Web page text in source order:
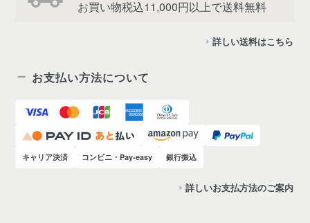
お買い物税込11,000円以上で送料無料
詳しい送料はこちら
お支払い方法について
キャリア決済 コンビニ・Pay-easy 銀行振込
詳しいお支払方法のご案内